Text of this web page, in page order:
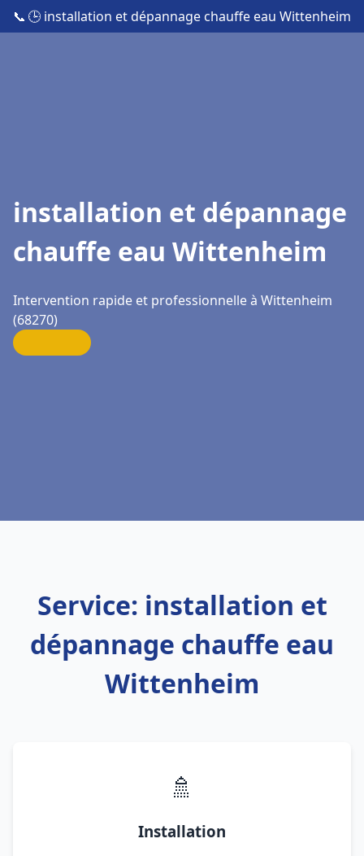
📞 🕒 installation et dépannage chauffe eau Wittenheim
installation et dépannage
chauffe eau Wittenheim
Intervention rapide et professionnelle à Wittenheim
(68270)
Service: installation et
dépannage chauffe eau
Wittenheim
🚿
Installation